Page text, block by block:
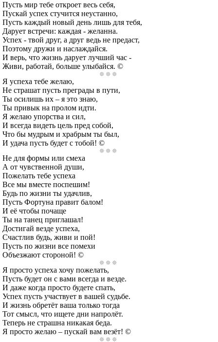
Пусть мир тебе откроет весь себя,
Пускай успех стучится неустанно,
Пусть каждый новый день лишь для тебя,
Дарует встречи: каждая - желанна.
Успех - твой друг, а друг ведь не предаст,
Поэтому дружи и наслаждайся.
И верь, что жизнь дарует лучший час -
Живи, работай, больше улыбайся. ©
Я успеха тебе желаю,
Не страшат пусть преграды в пути,
Ты осилишь их – я это знаю,
Ты привык на пролом идти.
Я желаю упорства и сил,
И всегда видеть цель пред собой,
Что бы мудрым и храбрым ты был,
И удача пусть будет с тобой! ©
Не для формы или смеха
А от чувственной души,
Пожелать тебе успеха
Все мы вместе поспешим!
Будь по жизни ты удачлив,
Пусть Фортуна правит балом!
И её чтобы почаще
Ты на танец приглашал!
Достигай везде успеха,
Счастлив будь, живи и пой!
Пусть по жизни все помехи
Объезжают стороной! ©
Я просто успеха хочу пожелать,
Пусть будет он с вами всегда и везде.
И даже когда просто будете спать,
Успех пусть участвует в вашей судьбе.
И жизнь обретёт ваша только тогда
Тот смысл, что ищете дни напролёт.
Теперь не страшна никакая беда.
Я просто желаю – пускай вам везёт! ©